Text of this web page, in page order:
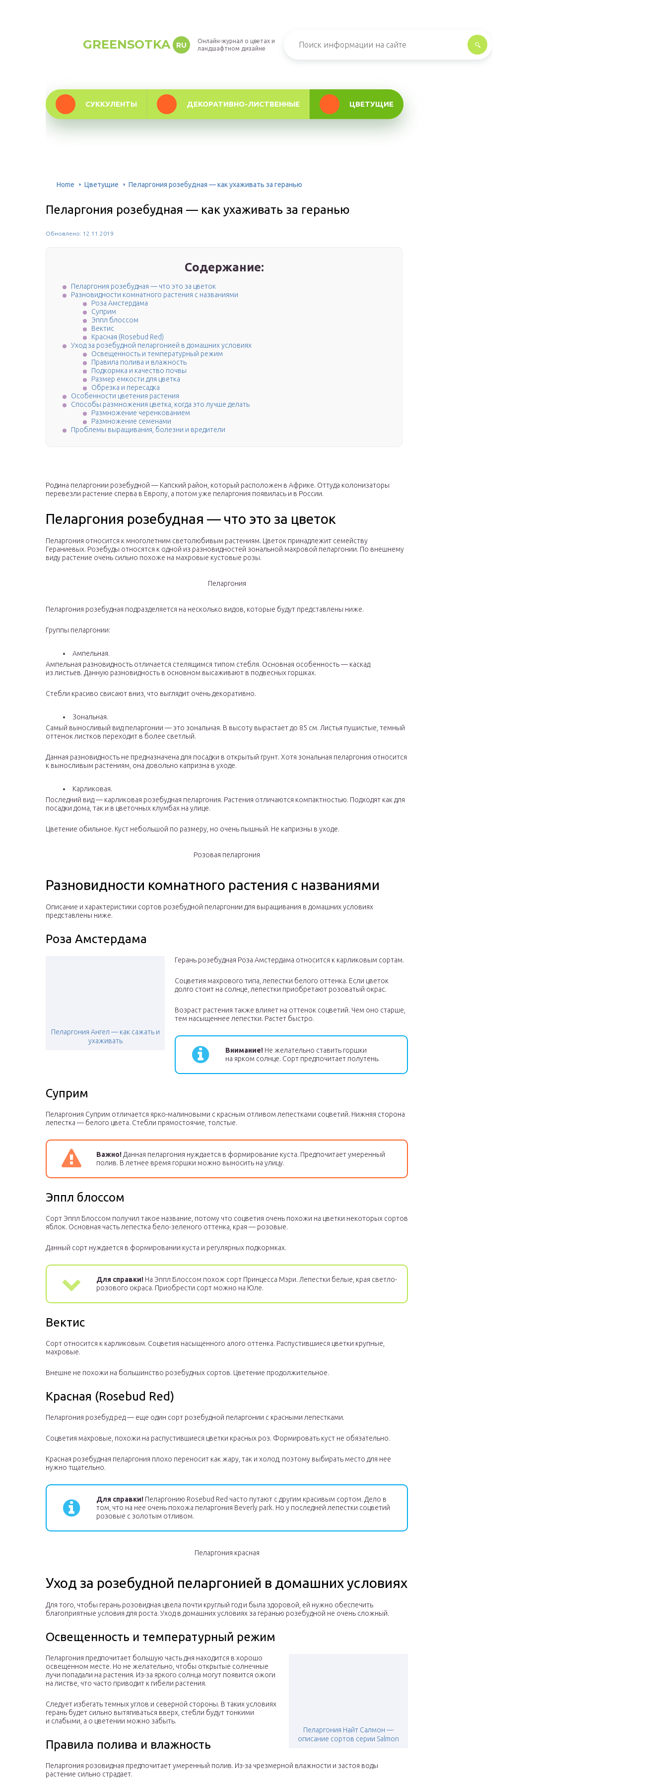
GREENSOTKA RU
Онлайн-журнал о цветах и
ландшафтном дизайне
СУККУЛЕНТЫ ДЕКОРАТИВНО-ЛИСТВЕННЫЕ ЦВЕТУЩИЕ
Home Цветущие Пеларгония розебудная — как ухаживать за геранью
Пеларгония розебудная — как ухаживать за геранью
Обновлено: 12.11.2019
Содержание:
Пеларгония розебудная — что это за цветок
Разновидности комнатного растения с названиями
Роза Амстердама
Суприм
Эппл блоссом
Вектис
Красная (Rosebud Red)
Уход за розебудной пеларгонией в домашних условиях
Освещенность и температурный режим
Правила полива и влажность
Подкормка и качество почвы
Размер емкости для цветка
Обрезка и пересадка
Особенности цветения растения
Способы размножения цветка, когда это лучше делать
Размножение черенкованием
Размножение семенами
Проблемы выращивания, болезни и вредители
Родина пеларгонии розебудной — Капский район, который расположен в Африке. Оттуда колонизаторы
перевезли растение сперва в Европу, а потом уже пеларгония появилась и в России.
Пеларгония розебудная — что это за цветок
Пеларгония относится к многолетним светолюбивым растениям. Цветок принадлежит семейству
Гераниевых. Розебуды относятся к одной из разновидностей зональной махровой пеларгонии. По внешнему
виду растение очень сильно похоже на махровые кустовые розы.
Пеларгония
Пеларгония розебудная подразделяется на несколько видов, которые будут представлены ниже.
Группы пеларгонии:
Ампельная.
Ампельная разновидность отличается стелящимся типом стебля. Основная особенность — каскад
из листьев. Данную разновидность в основном высаживают в подвесных горшках.
Стебли красиво свисают вниз, что выглядит очень декоративно.
Зональная.
Самый выносливый вид пеларгонии — это зональная. В высоту вырастает до 85 см. Листья пушистые, темный
оттенок листков переходит в более светлый.
Данная разновидность не предназначена для посадки в открытый грунт. Хотя зональная пеларгония относится
к выносливым растениям, она довольно капризна в уходе.
Карликовая.
Последний вид — карликовая розебудная пеларгония. Растения отличаются компактностью. Подходят как для
посадки дома, так и в цветочных клумбах на улице.
Цветение обильное. Куст небольшой по размеру, но очень пышный. Не капризны в уходе.
Розовая пеларгония
Разновидности комнатного растения с названиями
Описание и характеристики сортов розебудной пеларгонии для выращивания в домашних условиях
представлены ниже.
Роза Амстердама
Пеларгония Ангел — как сажать и
ухаживать
Герань розебудная Роза Амстердама относится к карликовым сортам.
Соцветия махрового типа, лепестки белого оттенка. Если цветок
долго стоит на солнце, лепестки приобретают розоватый окрас.
Возраст растения также влияет на оттенок соцветий. Чем оно старше,
тем насыщеннее лепестки. Растет быстро.
Внимание! Не желательно ставить горшки
на ярком солнце. Сорт предпочитает полутень.
Суприм
Пеларгония Суприм отличается ярко-малиновыми с красным отливом лепестками соцветий. Нижняя сторона
лепестка — белого цвета. Стебли прямостоячие, толстые.
Важно! Данная пеларгония нуждается в формирование куста. Предпочитает умеренный
полив. В летнее время горшки можно выносить на улицу.
Эппл блоссом
Сорт Эппл Блоссом получил такое название, потому что соцветия очень похожи на цветки некоторых сортов
яблок. Основная часть лепестка бело-зеленого оттенка, края — розовые.
Данный сорт нуждается в формировании куста и регулярных подкормках.
Для справки! На Эппл Блоссом похож сорт Принцесса Мэри. Лепестки белые, края светло-
розового окраса. Приобрести сорт можно на Юле.
Вектис
Сорт относится к карликовым. Соцветия насыщенного алого оттенка. Распустившиеся цветки крупные,
махровые.
Внешне не похожи на большинство розебудных сортов. Цветение продолжительное.
Красная (Rosebud Red)
Пеларгония розебуд ред — еще один сорт розебудной пеларгонии с красными лепестками.
Соцветия махровые, похожи на распустившиеся цветки красных роз. Формировать куст не обязательно.
Красная розебудная пеларгония плохо переносит как жару, так и холод, поэтому выбирать место для нее
нужно тщательно.
Для справки! Пеларгонию Rosebud Red часто путают с другим красивым сортом. Дело в
том, что на нее очень похожа пеларгония Beverly park. Но у последней лепестки соцветий
розовые с золотым отливом.
Пеларгония красная
Уход за розебудной пеларгонией в домашних условиях
Для того, чтобы герань розовидная цвела почти круглый год и была здоровой, ей нужно обеспечить
благоприятные условия для роста. Уход в домашних условиях за геранью розебудной не очень сложный.
Освещенность и температурный режим
Пеларгония Найт Салмон —
описание сортов серии Salmon
Пеларгония предпочитает большую часть дня находится в хорошо
освещенном месте. Но не желательно, чтобы открытые солнечные
лучи попадали на растения. Из-за яркого солнца могут появится ожоги
на листве, что часто приводит к гибели растения.
Следует избегать темных углов и северной стороны. В таких условиях
герань будет сильно вытягиваться вверх, стебли будут тонкими
и слабыми, а о цветении можно забыть.
Правила полива и влажность
Пеларгония розовидная предпочитает умеренный полив. Из-за чрезмерной влажности и застоя воды
растение сильно страдает.